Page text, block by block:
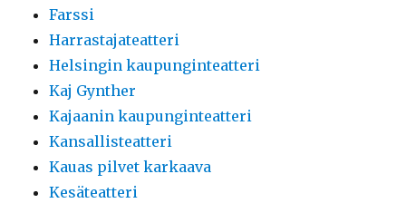
Farssi
Harrastajateatteri
Helsingin kaupunginteatteri
Kaj Gynther
Kajaanin kaupunginteatteri
Kansallisteatteri
Kauas pilvet karkaava
Kesäteatteri